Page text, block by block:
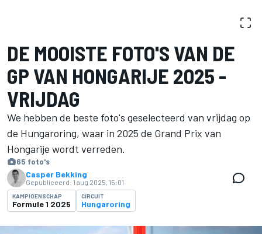
DE MOOISTE FOTO'S VAN DE
GP VAN HONGARIJE 2025 -
VRIJDAG
We hebben de beste foto's geselecteerd van vrijdag op
de Hungaroring, waar in 2025 de Grand Prix van
Hongarije wordt verreden.
65 foto's
Casper Bekking
Gepubliceerd: 1 aug 2025, 15:01
KAMPIOENSCHAP
Formule 1 2025
CIRCUIT
Hungaroring